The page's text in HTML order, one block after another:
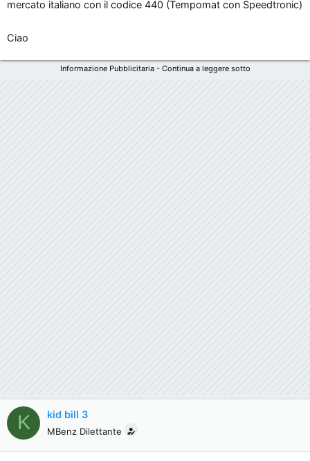
b200 d'importazione aperto da erreros. grazie[
mercato italiano con il codice 440 (Tempomat con Speedtronic)
Ciao
Informazione Pubblicitaria - Continua a leggere sotto
K kid bill 3
MBenz Dilettante